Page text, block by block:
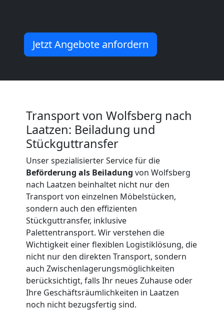
Jetzt Angebote anfordern
Transport von Wolfsberg nach
Laatzen: Beiladung und
Stückguttransfer
Unser spezialisierter Service für die
Beförderung als Beiladung von Wolfsberg
nach Laatzen beinhaltet nicht nur den
Transport von einzelnen Möbelstücken,
sondern auch den effizienten
Stückguttransfer, inklusive
Palettentransport. Wir verstehen die
Wichtigkeit einer flexiblen Logistiklösung, die
nicht nur den direkten Transport, sondern
auch Zwischenlagerungsmöglichkeiten
berücksichtigt, falls Ihr neues Zuhause oder
Ihre Geschäftsräumlichkeiten in Laatzen
noch nicht bezugsfertig sind.
Beiladung
Beiladung
International
Internationaler
Umzug
Nationaler
Umzug